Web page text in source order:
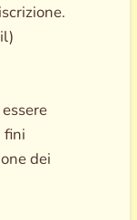
fini
dei